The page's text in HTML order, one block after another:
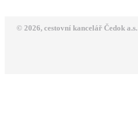
© 2026, cestovní kancelář Čedok a.s.